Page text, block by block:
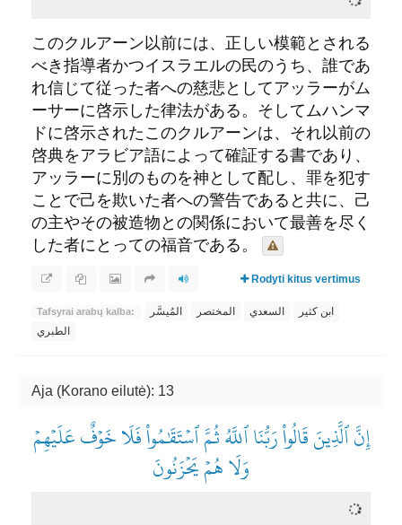
このクルアーン以前には、正しい模範とされる
べき指導者かつイスラエルの民のうち、誰であ
れ信じて従った者への慈悲としてアッラーがム
ーサーに啓示した律法がある。そしてムハンマ
ドに啓示されたこのクルアーンは、それ以前の
啓典をアラビア語によって確証する書であり、
アッラーに別のものを神として配し、罪を犯す
ことで己を欺いた者への警告であると共に、己
の主やその被造物との関係において最善を尽く
した者にとっての福音である。
Rodyti kitus vertimus
Tafsyrai arabų kalba: المُيسَّر المختصر السعدي
ابن كثير
الطبري
Aja (Korano eilutė): 13
إِنَّ ٱلَّذِينَ قَالُواْ رَبُّنَا ٱللَّهُ ثُمَّ ٱسۡتَقَٰمُواْ فَلَا خَوۡفٌ عَلَيۡهِمۡ
وَلَا هُمۡ يَحۡزَنُونَ